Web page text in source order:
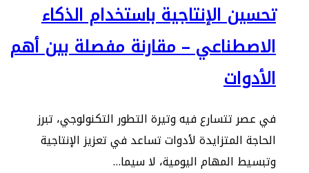
تحسين الإنتاجية باستخدام الذكاء
الاصطناعي – مقارنة مفصلة بين أهم
الأدوات
في عصر تتسارع فيه وتيرة التطور التكنولوجي، تبرز
الحاجة المتزايدة لأدوات تساعد في تعزيز الإنتاجية
وتبسيط المهام اليومية، لا سيما…